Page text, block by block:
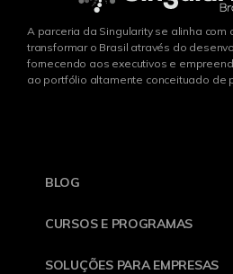
A parceria da Singularity se alinha
transformar o Brasil através do
fornecendo aos executivos e
ao portfólio altamente conceituado de
BLOG
CURSOS E PROGRAMAS
SOLUÇÕES PARA EMPRESAS